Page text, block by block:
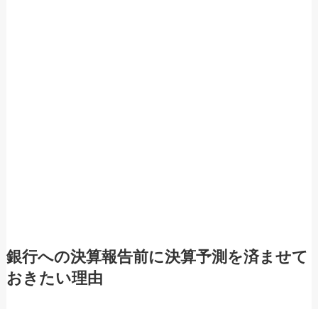
銀行への決算報告前に決算予測を済ませて
おきたい理由